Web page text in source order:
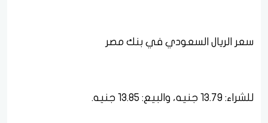
سعر الريال السعودي في بنك مصر
للشراء: 13.79 جنيه، والبيع: 13.85 جنيه.